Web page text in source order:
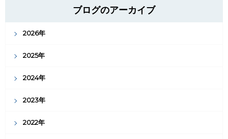
ブログのアーカイブ
2026年
2025年
2024年
2023年
2022年